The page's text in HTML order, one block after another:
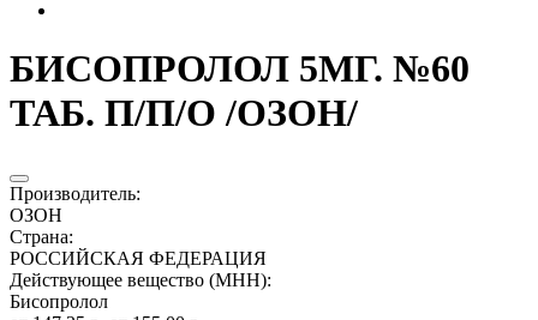
БИСОПРОЛОЛ 5МГ. №60
ТАБ. П/П/О /ОЗОН/
Производитель:
ОЗОН
Страна:
РОССИЙСКАЯ ФЕДЕРАЦИЯ
Действующее вещество (МНН):
Бисопролол